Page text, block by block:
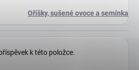
Oříšky, sušené ovoce a semínka
k této položce.